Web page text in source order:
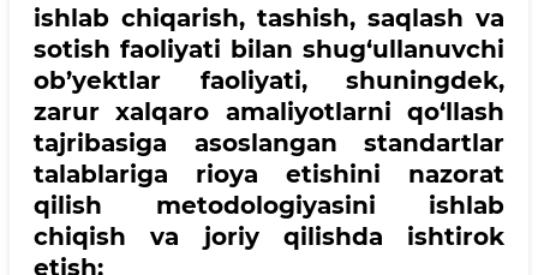
ishlab chiqarish, tashish, saqlash va
sotish faoliyati bilan shug‘ullanuvchi
ob’yektlar faoliyati, shuningdek,
zarur xalqaro amaliyotlarni qo‘llash
tajribasiga asoslangan standartlar
talablariga rioya etishini nazorat
qilish metodologiyasini ishlab
chiqish va joriy qilishda ishtirok
etish;